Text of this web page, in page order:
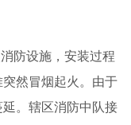
防设施，安装过程
然冒烟起火。由于
。辖区消防中队接